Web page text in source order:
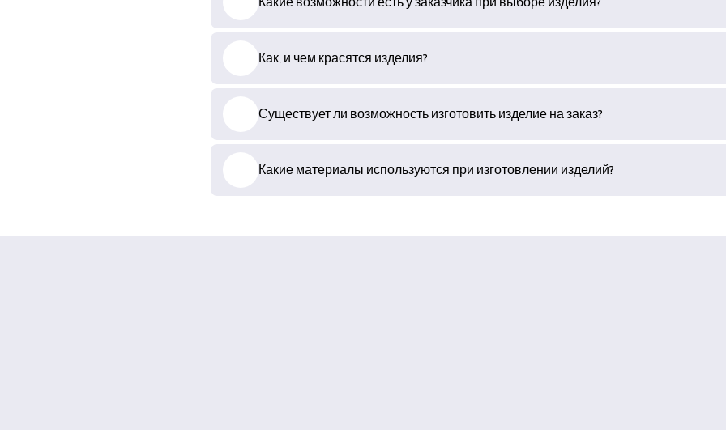
Как, и чем красятся изделия?
Существует ли возможность изготовить изделие на заказ?
Какие материалы используются при изготовлении изделий?